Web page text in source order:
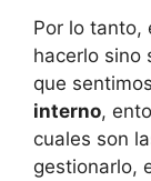
Por lo tanto,
hacerlo sino
que
interno,
cuales son
gestionarlo,